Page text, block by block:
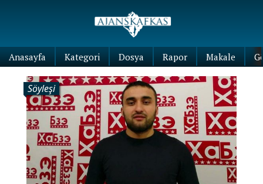
Anasayfa Kategori Dosya Rapor Makale
Söyleşi